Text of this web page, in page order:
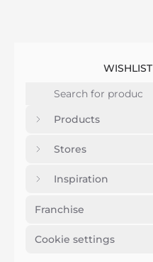
WISHLIST
Products
Stores
Inspiration
Franchise
Cookie settings